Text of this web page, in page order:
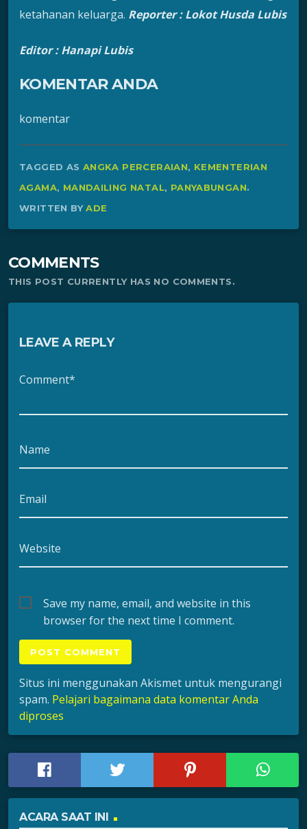
ketahanan keluarga. Reporter : Lokot Husda Lubis
Editor : Hanapi Lubis
KOMENTAR ANDA
komentar
TAGGED AS ANGKA PERCERAIAN, KEMENTERIAN
AGAMA, MANDAILING NATAL, PANYABUNGAN.
WRITTEN BYADE
COMMENTS
THIS POST CURRENTLY HAS NO COMMENTS.
LEAVE A REPLY
Comment*
Name
Email
Website
Save my name, email, and website in this
browser for the next time I comment.
Situs ini menggunakan Akismet untuk mengurangi
spam. Pelajari bagaimana data komentar Anda
diproses
ACARA SAAT INI